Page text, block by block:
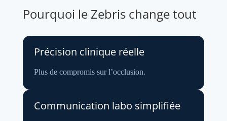
Pourquoi le Zebris change tout
Précision clinique réelle
Plus de compromis sur l’occlusion.
Communication labo simplifiée